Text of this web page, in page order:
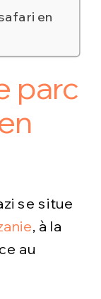
en
parc
se situe
, à la
au